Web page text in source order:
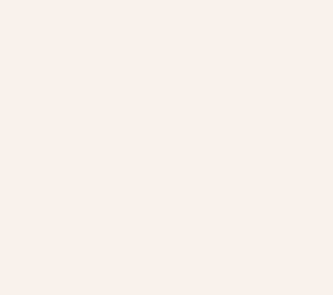
-¿No ves Madre mía? Todo en mi
menos yo. El rosal luchado con cual
nuevo crecida; hasta la misma
que parece no tener nunca prisa.
perdiendo el tiempo en lamentos por
-No, Jordi,no. Eras tú quien de
veces desde lo profundo de tu
“Levántate, amada